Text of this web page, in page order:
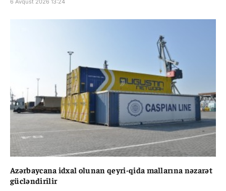
6 Avqust 2026 13:24
Azərbaycana idxal olunan qeyri-qida mallarına nəzarət
gücləndirilir